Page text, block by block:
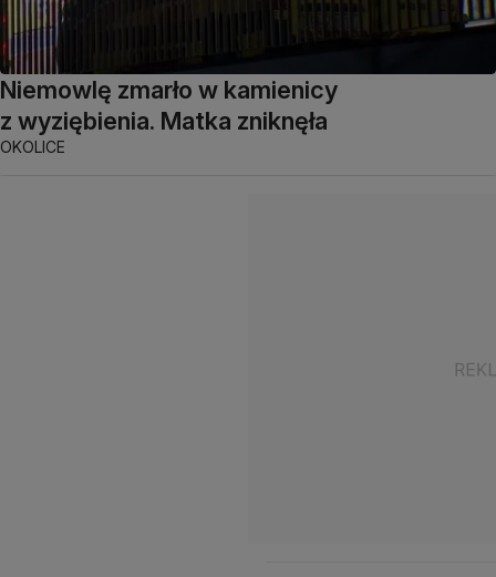
Niemowlę zmarło w kamienicy
z wyziębienia. Matka zniknęła
OKOLICE